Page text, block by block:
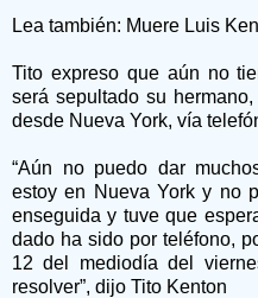
Lea también: Muere Luis
Tito expreso que aún no
será sepultado su
desde Nueva York, vía
“Aún no puedo dar
estoy en Nueva York y no
enseguida y tuve que
dado ha sido por teléfono,
12 del mediodía del
resolver”, dijo Tito Kenton